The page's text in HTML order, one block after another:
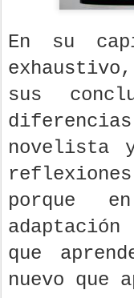
En su
sus
novelista
porque
que
nuevo que